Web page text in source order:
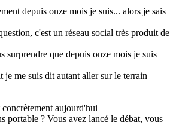
depuis onze mois je suis... alors je sais
c'est un réseau social très produit de
surprendre que depuis onze mois je suis
je me suis dit autant aller sur le terrain
aujourd'hui
portable ? Vous avez lancé le débat, vous